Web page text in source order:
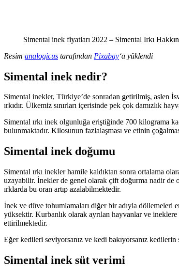
Simental inek fiyatları 2022 – Simental Irkı
Resim analogicus tarafından Pixabay‘a yüklendi
Simental inek nedir?
Simental inekler, Türkiye’de sonradan getirilmiş, aslen
ırkıdır. Ülkemiz sınırları içerisinde pek çok damızlık
Simental ırkı inek olgunluğa eriştiğinde 700 kilograma
bulunmaktadır. Kilosunun fazlalaşması ve etinin
Simental inek doğumu
Simental ırkı inekler hamile kaldıktan sonra ortalama
uzayabilir. İnekler de genel olarak çift doğurma nadir de
ırklarda bu oran artıp azalabilmektedir.
İnek ve düve tohumlamaları diğer bir adıyla döllemeleri
yüksektir. Kurbanlık olarak ayrılan hayvanlar ve
ettirilmektedir.
Eğer kedileri seviyorsanız ve kedi bakıyorsanız kedilerin
Simental inek süt verimi